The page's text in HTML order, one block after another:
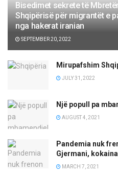
Bisedimet sekrete të
Shqipërisë për migrantët e
nga hakerat iranian
SEPTEMBER 20, 2022
Mirupafshim
JULY 31, 2022
Një popull pa
AUGUST 4, 2021
Pandemia nuk
Gjermani,
MARCH 7, 2021